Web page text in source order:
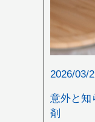
2026/03/
意外と知
剤